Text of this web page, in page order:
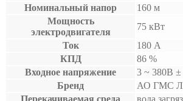
Номинальный напор
160 м
Мощность
электродвигателя
75 кВт
Ток
180 А
КПД
86 %
Входное напряжение
3 ~ 380B
Бренд
АО ГМС
Перекачиваемая среда
вода